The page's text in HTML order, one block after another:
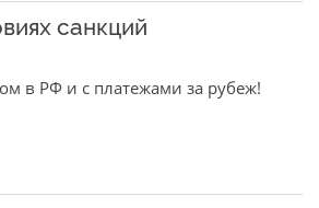
санкций
в РФ и с платежами за рубеж!